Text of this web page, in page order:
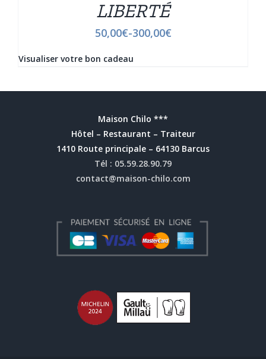
LIBERTÉ
50,00€-300,00€
Visualiser votre bon cadeau
Maison Chilo ***
Hôtel – Restaurant – Traiteur
1410 Route principale – 64130 Barcus
Tél : 05.59.28.90.79
contact@maison-chilo.com